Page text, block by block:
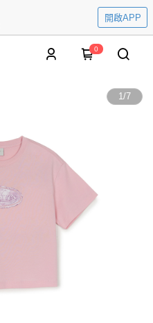
開啟APP
0
1/7